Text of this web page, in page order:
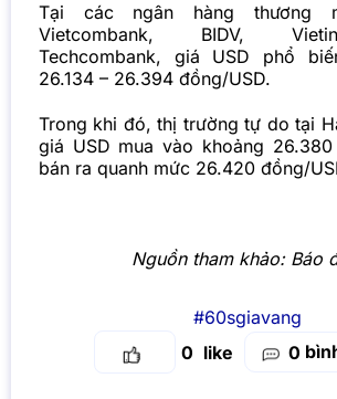
Tại các ngân hàng thương
Vietcombank, BIDV,
Techcombank, giá USD phổ
26.134 – 26.394 đồng/USD.
Trong khi đó, thị trường tự do tại
giá USD mua vào khoảng
bán ra quanh mức 26.420 đồng/
Nguồn tham khảo: Báo
#60sgiavang
0
0